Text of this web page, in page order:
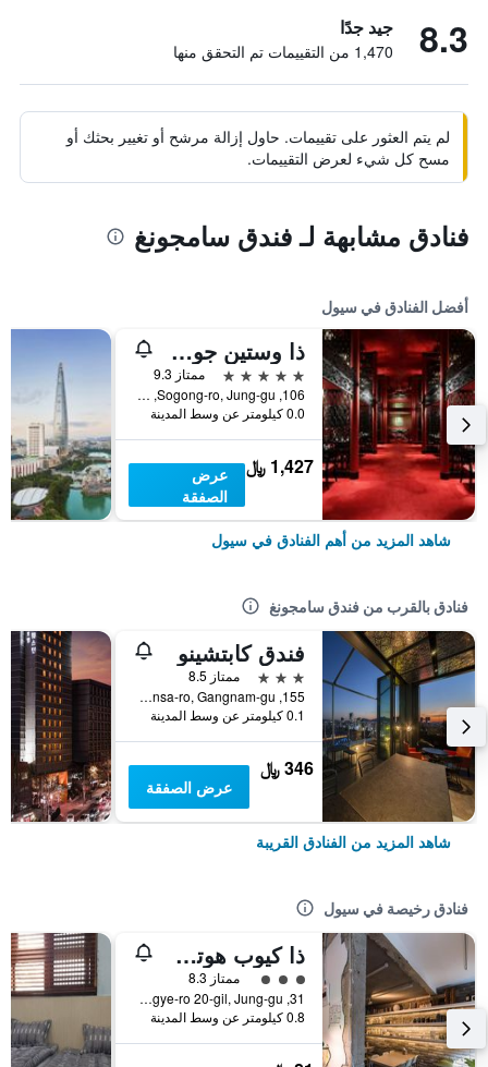
8.3 جيد جدًا
1,470 من التقييمات تم التحقق منها
لم يتم العثور على تقييمات. حاول إزالة مرشح أو تغيير بحثك أو
مسح كل شيء لعرض التقييمات.
فنادق مشابهة لـ فندق سامجونغ
أفضل الفنادق في سيول
ذا وستين جوسون سول
5 نجوم
ممتاز 9.3
106, Sogong-ro, Jung-gu, سيول, كوريا الجنوبية
0.0 كيلومتر عن وسط المدينة
1,427 ﷼
عرض
الصفقة
شاهد المزيد من أهم الفنادق في سيول
فنادق بالقرب من فندق سامجونغ
فندق كابتشينو
3 نجوم
ممتاز 8.5
155, Bongeunsa-ro, Gangnam-gu, سيول, كوريا الجنوبية
0.1 كيلومتر عن وسط المدينة
346 ﷼
عرض الصفقة
شاهد المزيد من الفنادق القريبة
فنادق رخيصة في سيول
ذا كيوب هوتل - دار ضيافة
تقييم فئة 3ممتاز 8.3
31, Toegye-ro 20-gil, Jung-gu, سيول, كوريا الجنوبية
0.8 كيلومتر عن وسط المدينة